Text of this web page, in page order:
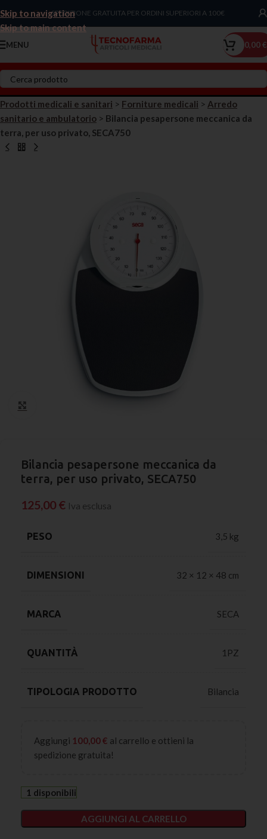
Skip to navigation
Skip to main content
Chiama Ora!SPEDIZIONE GRATUITA PER ORDINI SUPERIORI A 100€
MENU 0,00€
Prodotti medicali e sanitari > Forniture medicali > Arredo
sanitario e ambulatorio > Bilancia pesapersone meccanica da
terra, per uso privato, SECA750
Bilancia pesapersone meccanica da
terra, per uso privato, SECA750
125,00 € Iva esclusa
PESO 3,5 kg
DIMENSIONI 32 × 12 × 48 cm
MARCA SECA
QUANTITÀ 1PZ
TIPOLOGIA PRODOTTO Bilancia
Aggiungi 100,00€ al carrello e ottieni la
spedizione gratuita!
1 disponibili
AGGIUNGI AL CARRELLO